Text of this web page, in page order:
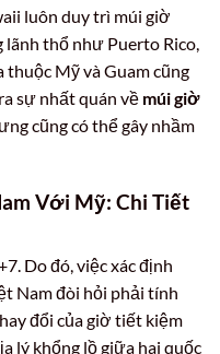
luôn duy trì múi giờ
lãnh thổ như Puerto Rico,
Mỹ và Guam cũng
sự nhất quán về múi giờ
cũng có thể gây nhầm
Với Mỹ: Chi Tiết
Do đó, việc xác định
Nam đòi hỏi phải tính
đổi của giờ tiết kiệm
lý khổng lồ giữa hai quốc